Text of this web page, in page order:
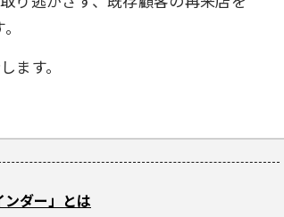
ます。
ダー」とは